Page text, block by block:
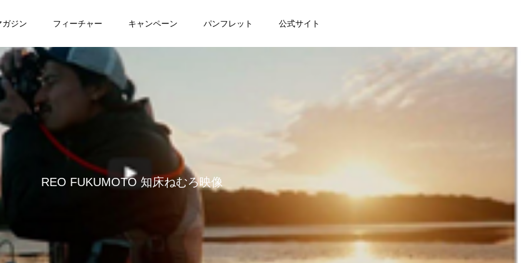
ガジン フィーチャー キャンペーン パンフレット 公式サイト
REO FUKUMOTO 知床ねむろ映像